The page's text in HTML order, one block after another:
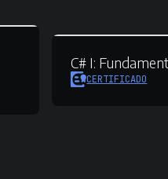
C# I:
CERTIFICADO